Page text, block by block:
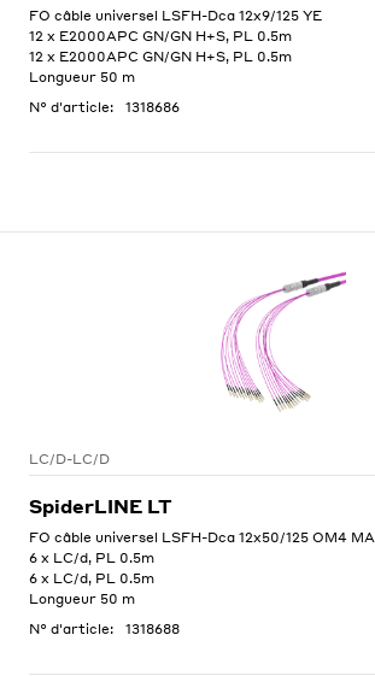
FO câble universel LSFH-Dca 12x9/125 YE
12 x E2000APC GN/GN H+S, PL 0.5m
12 x E2000APC GN/GN H+S, PL 0.5m
Longueur 50 m
N° d'article:
1318686
LC/D-LC/D
SpiderLINE LT
FO câble universel LSFH-Dca 12x50/125 OM4 MA
6 x LC/d, PL 0.5m
6 x LC/d, PL 0.5m
Longueur 50 m
N° d'article:
1318688